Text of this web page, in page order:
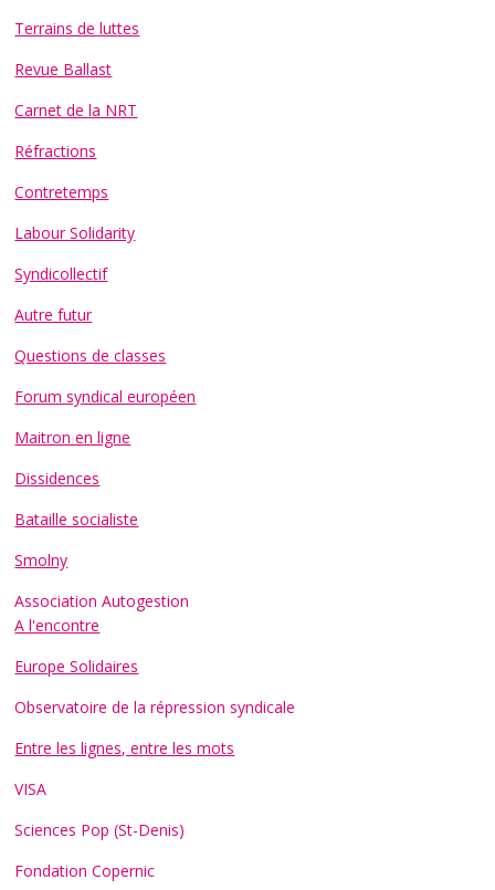
Terrains de luttes
Revue Ballast
Carnet de la NRT
Réfractions
Contretemps
Labour Solidarity
Syndicollectif
Autre futur
Questions de classes
Forum syndical européen
Maitron en ligne
Dissidences
Bataille socialiste
Smolny
Association Autogestion
A l'encontre
Europe Solidaires
Observatoire de la répression syndicale
Entre les lignes, entre les mots
VISA
Sciences Pop (St-Denis)
Fondation Copernic